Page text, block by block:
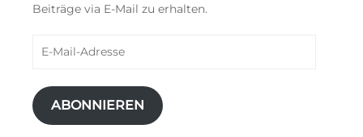
Beiträge via E-Mail zu erhalten.
Mail-
ABONNIEREN